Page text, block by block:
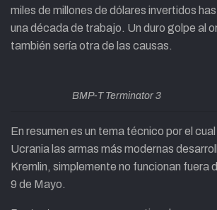
miles de millones de dólares invertidos
una década de trabajo. Un duro golpe al
también sería otra de las causas.
BMP-T Terminator 3
En resumen es un tema técnico por el cual
Ucrania las armas más modernas
Kremlin, simplemente no funcionan fuera
9 de Mayo.